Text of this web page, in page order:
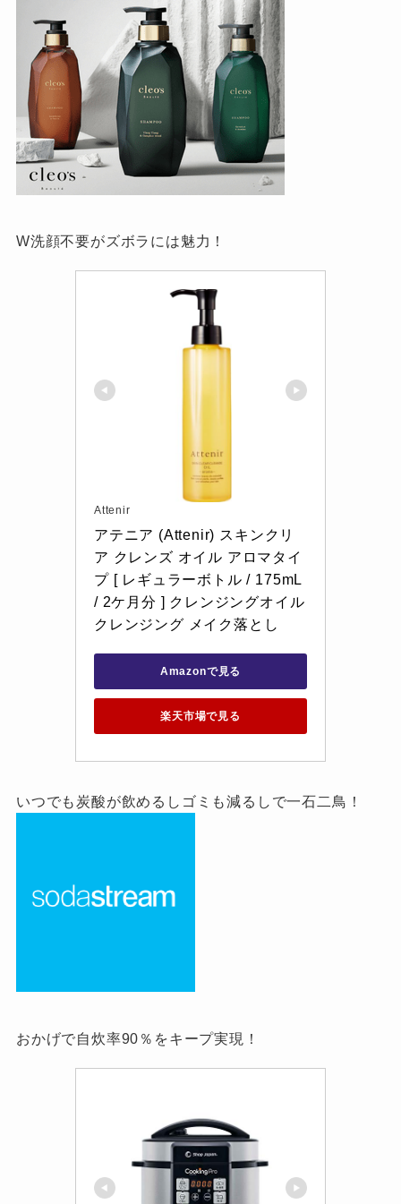
W洗顔不要がズボラには魅力！
Attenir
アテニア (Attenir) スキンクリ
ア クレンズ オイル アロマタイ
プ [ レギュラーボトル / 175mL
/ 2ケ月分 ] クレンジングオイル
クレンジング メイク落とし
Amazonで見る
楽天市場で見る
いつでも炭酸が飲めるしゴミも減るしで一石二鳥！
おかげで自炊率90％をキープ実現！